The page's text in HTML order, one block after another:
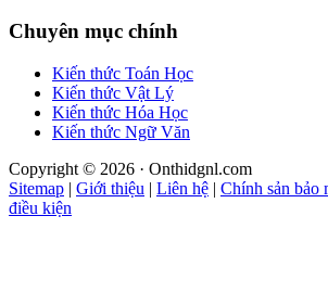
Chuyên mục chính
Kiến thức Toán Học
Kiến thức Vật Lý
Kiến thức Hóa Học
Kiến thức Ngữ Văn
Copyright © 2026 · Onthidgnl.com
Sitemap | Giới thiệu | Liên hệ | Chính sản bảo
điều kiện